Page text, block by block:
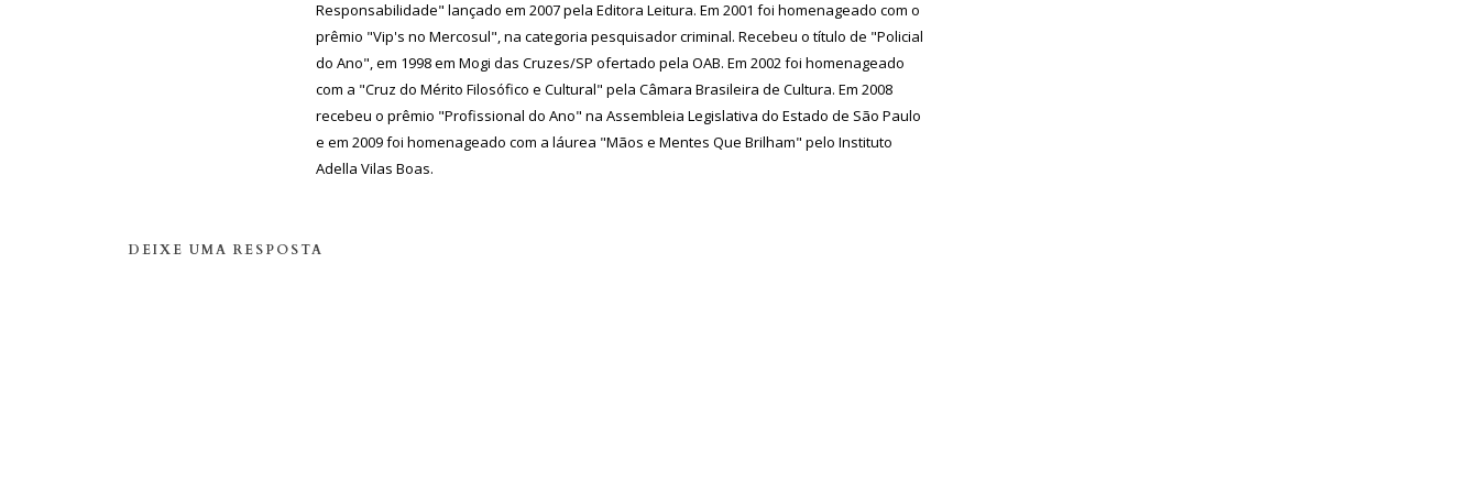
Responsabilidade" lançado em 2007 pela Editora Leitura. Em 2001 foi homenageado com o
prêmio "Vip's no Mercosul", na categoria pesquisador criminal. Recebeu o título de "Policial
do Ano", em 1998 em Mogi das Cruzes/SP ofertado pela OAB. Em 2002 foi homenageado
com a "Cruz do Mérito Filosófico e Cultural" pela Câmara Brasileira de Cultura. Em 2008
recebeu o prêmio "Profissional do Ano" na Assembleia Legislativa do Estado de São Paulo
e em 2009 foi homenageado com a láurea "Mãos e Mentes Que Brilham" pelo Instituto
Adella Vilas Boas.
DEIXE UMA RESPOSTA